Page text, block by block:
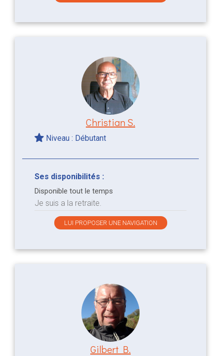
Christian S.
Niveau : Débutant
Ses disponibilités :
Disponible tout le temps
Je suis a la retraite.
LUI PROPOSER UNE NAVIGATION
Gilbert B.